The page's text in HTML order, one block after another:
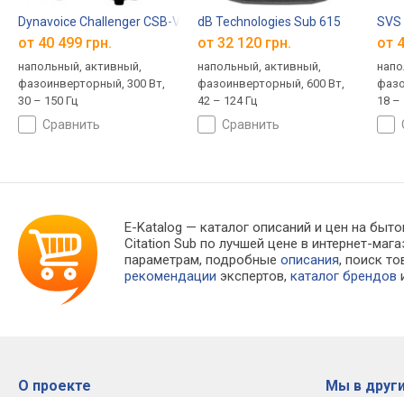
Dynavoice Challenger CSB-V12
от 40 499 грн.
напольный, активный,
фазоинверторный, 300 Вт,
30 – 150 Гц
сравнить
dB Technologies Sub 615
от 32 120 грн.
напольный, активный,
фазоинверторный, 600 Вт,
42 – 124 Гц
сравнить
SVS
от
18 –
E-Katalog — каталог описаний и цен на
Citation Sub по лучшей цене в интернет-
параметрам, подробныеописания, поиск
рекомендации экспертов,каталог брендов
О проекте Мы в